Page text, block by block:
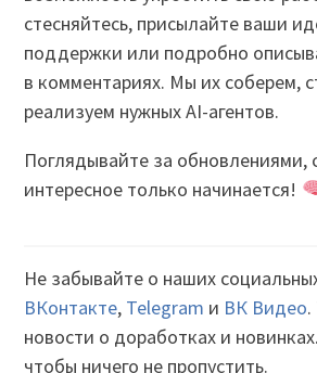
стесняйтесь, присылайте ваши
поддержки или подробно
в комментариях. Мы их соберем,
реализуем нужных AI-агентов.
Поглядывайте за обновлениями,
интересное только начинается!
Не забывайте о наших
ВКонтакте, Telegram и ВК Видео
новости о доработках и
чтобы ничего не пропустить.